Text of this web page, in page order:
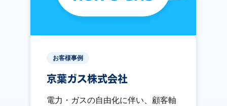
お客様事例
京葉ガス株式会社
電力・ガスの自由化に伴い、顧客軸